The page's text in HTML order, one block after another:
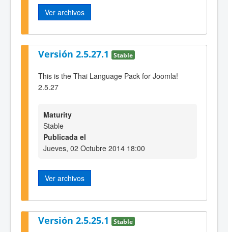
Ver archivos
Versión 2.5.27.1 Stable
This is the Thai Language Pack for Joomla!
2.5.27
Maturity
Stable
Publicada el
Jueves, 02 Octubre 2014 18:00
Ver archivos
Versión 2.5.25.1 Stable